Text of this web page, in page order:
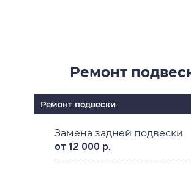
Ремонт
Ремонт подвески
Замена задней подвески
от 12 000 р.